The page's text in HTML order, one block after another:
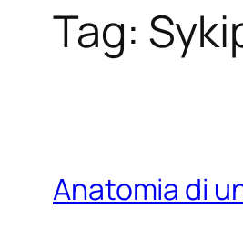
Tag:
Anatomia di